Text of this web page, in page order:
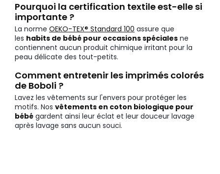
Pourquoi la certification textile est-elle si
importante ?
La norme OEKO-TEX® Standard 100 assure que
les habits de bébé pour occasions spéciales ne
contiennent aucun produit chimique irritant pour la
peau délicate des tout-petits.
Comment entretenir les imprimés colorés
de Boboli ?
Lavez les vêtements sur l'envers pour protéger les
motifs. Nos vêtements en coton biologique pour
bébé gardent ainsi leur éclat et leur douceur lavage
après lavage sans aucun souci.